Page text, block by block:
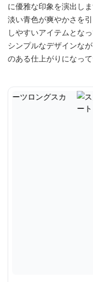
に優雅な印象を演出しま
淡い青色が爽やかさを
しやすいアイテムとなっ
シンプルなデザインな
のある仕上がりになって